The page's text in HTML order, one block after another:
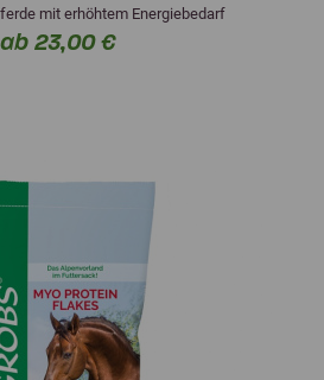
mit erhöhtem Energiebedarf
ab 23,00 €